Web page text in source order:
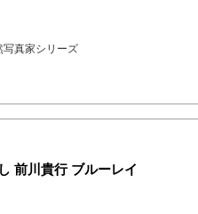
写真家シリーズ
前川貴行 ブルーレイ